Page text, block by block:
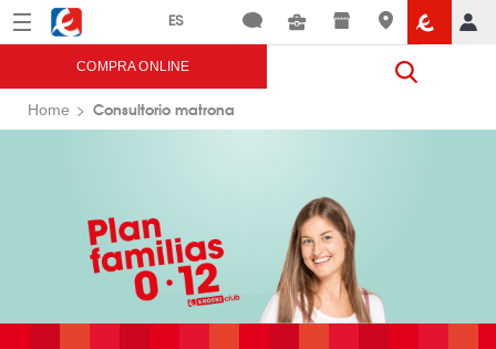
Menú Eroski
COMPRA ONLINE
Home Consultorio matrona